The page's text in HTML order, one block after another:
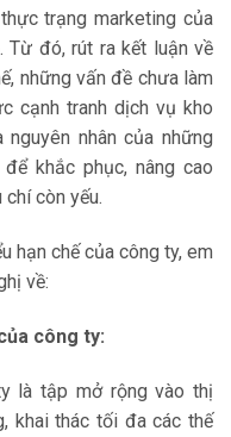
trạng marketing của
Từ đó, rút ra kết luận về
những vấn đề chưa làm
cạnh tranh dịch vụ kho
nhân của những
khắc phục, nâng cao
còn yếu.
hạn chế của công ty, em
về:
công ty:
là tập mở rộng vào thị
khai thác tối đa các thế